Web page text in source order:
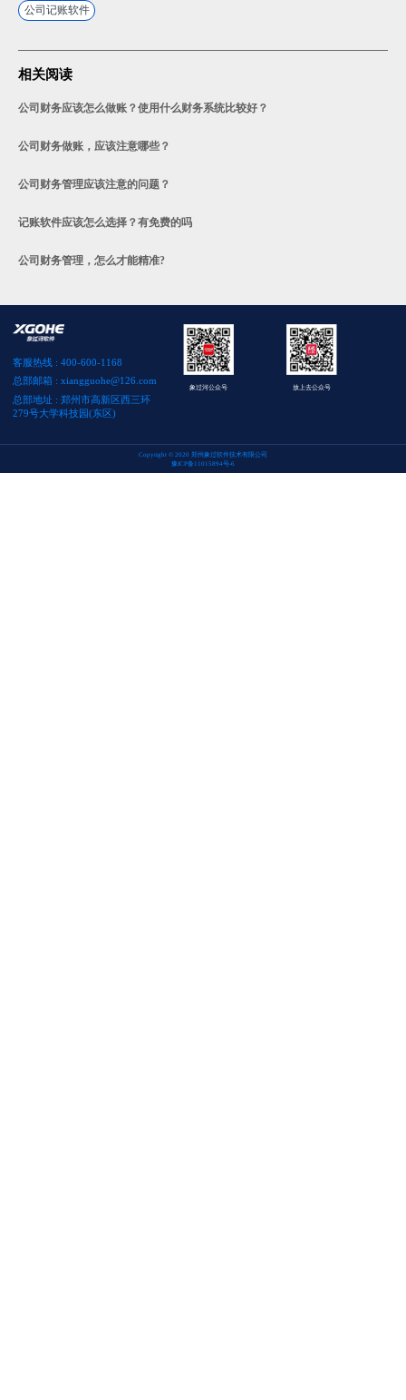
公司记账软件
相关阅读
公司财务应该怎么做账？使用什么财务系统比较好？
公司财务做账，应该注意哪些？
公司财务管理应该注意的问题？
记账软件应该怎么选择？有免费的吗
公司财务管理，怎么才能精准?
客服热线 : 400-600-1168
总部邮箱 : xiangguohe@126.com
总部地址 : 郑州市高新区西三环
279号大学科技园(东区)
象过河公众号 放上去公众号
Copyright © 2020 郑州象过软件技术有限公司
豫ICP备11015894号-6